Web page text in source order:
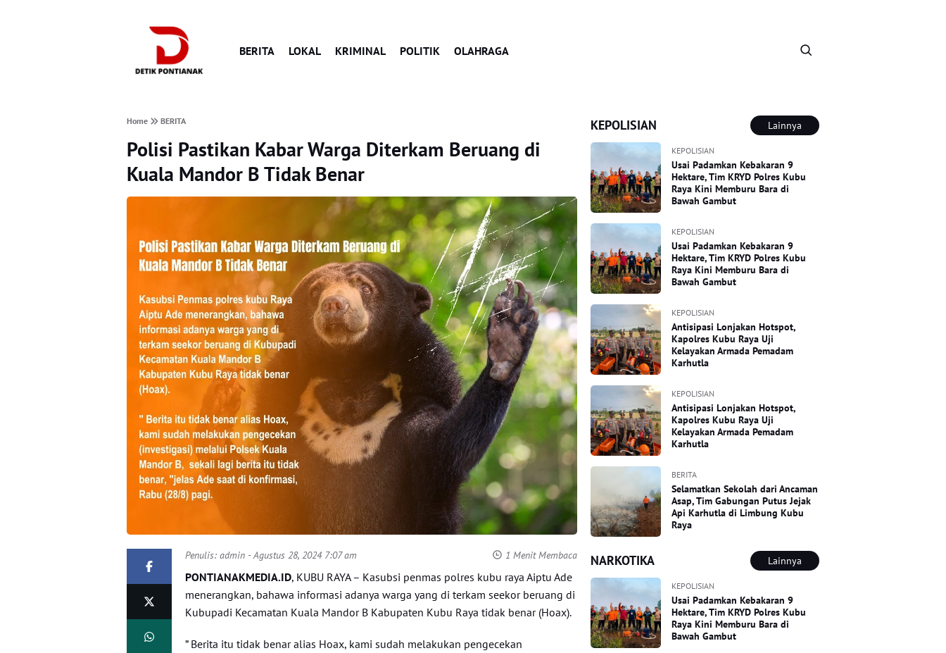
BERITA LOKAL KRIMINAL POLITIK OLAHRAGA
Home BERITA
Polisi Pastikan Kabar Warga Diterkam Beruang di
Kuala Mandor B Tidak Benar
Penulis:admin - Agustus 28, 2024 7:07 am 1 Menit Membaca
PONTIANAKMEDIA.ID, KUBU RAYA – Kasubsi penmas polres kubu raya Aiptu Ade
menerangkan, bahawa informasi adanya warga yang di terkam seekor beruang di
Kubupadi Kecamatan Kuala Mandor B Kabupaten Kubu Raya tidak benar (Hoax).
” Berita itu tidak benar alias Hoax, kami sudah melakukan pengecekan
KEPOLISIAN Lainnya
KEPOLISIAN
Usai Padamkan Kebakaran 9
Hektare, Tim KRYD Polres Kubu
Raya Kini Memburu Bara di
Bawah Gambut
KEPOLISIAN
Usai Padamkan Kebakaran 9
Hektare, Tim KRYD Polres Kubu
Raya Kini Memburu Bara di
Bawah Gambut
KEPOLISIAN
Antisipasi Lonjakan Hotspot,
Kapolres Kubu Raya Uji
Kelayakan Armada Pemadam
Karhutla
KEPOLISIAN
Antisipasi Lonjakan Hotspot,
Kapolres Kubu Raya Uji
Kelayakan Armada Pemadam
Karhutla
BERITA
Selamatkan Sekolah dari Ancaman
Asap, Tim Gabungan Putus Jejak
Api Karhutla di Limbung Kubu
Raya
NARKOTIKA Lainnya
KEPOLISIAN
Usai Padamkan Kebakaran 9
Hektare, Tim KRYD Polres Kubu
Raya Kini Memburu Bara di
Bawah Gambut